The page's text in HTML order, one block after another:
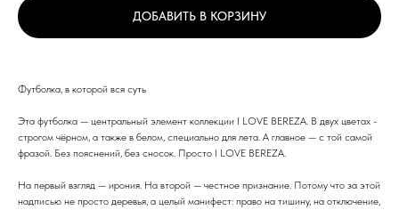
ДОБАВИТЬ В КОРЗИНУ
Футболка, в которой вся суть
Эта футболка — центральный элемент коллекции I LOVE BEREZA. В двух цветах -
строгом чёрном, а также в белом, специально для лета. А главное — с той самой
фразой. Без пояснений, без сносок. Просто I LOVE BEREZA.
На первый взгляд — ирония. На второй — честное признание. Потому что за этой
надписью не просто деревья, а целый манифест: право на тишину, на отключение,